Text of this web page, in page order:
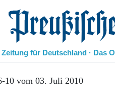
Preußische Allgemeine Zeitung
Zeitung für Deutschland · Das
10 vom 03. Juli 2010